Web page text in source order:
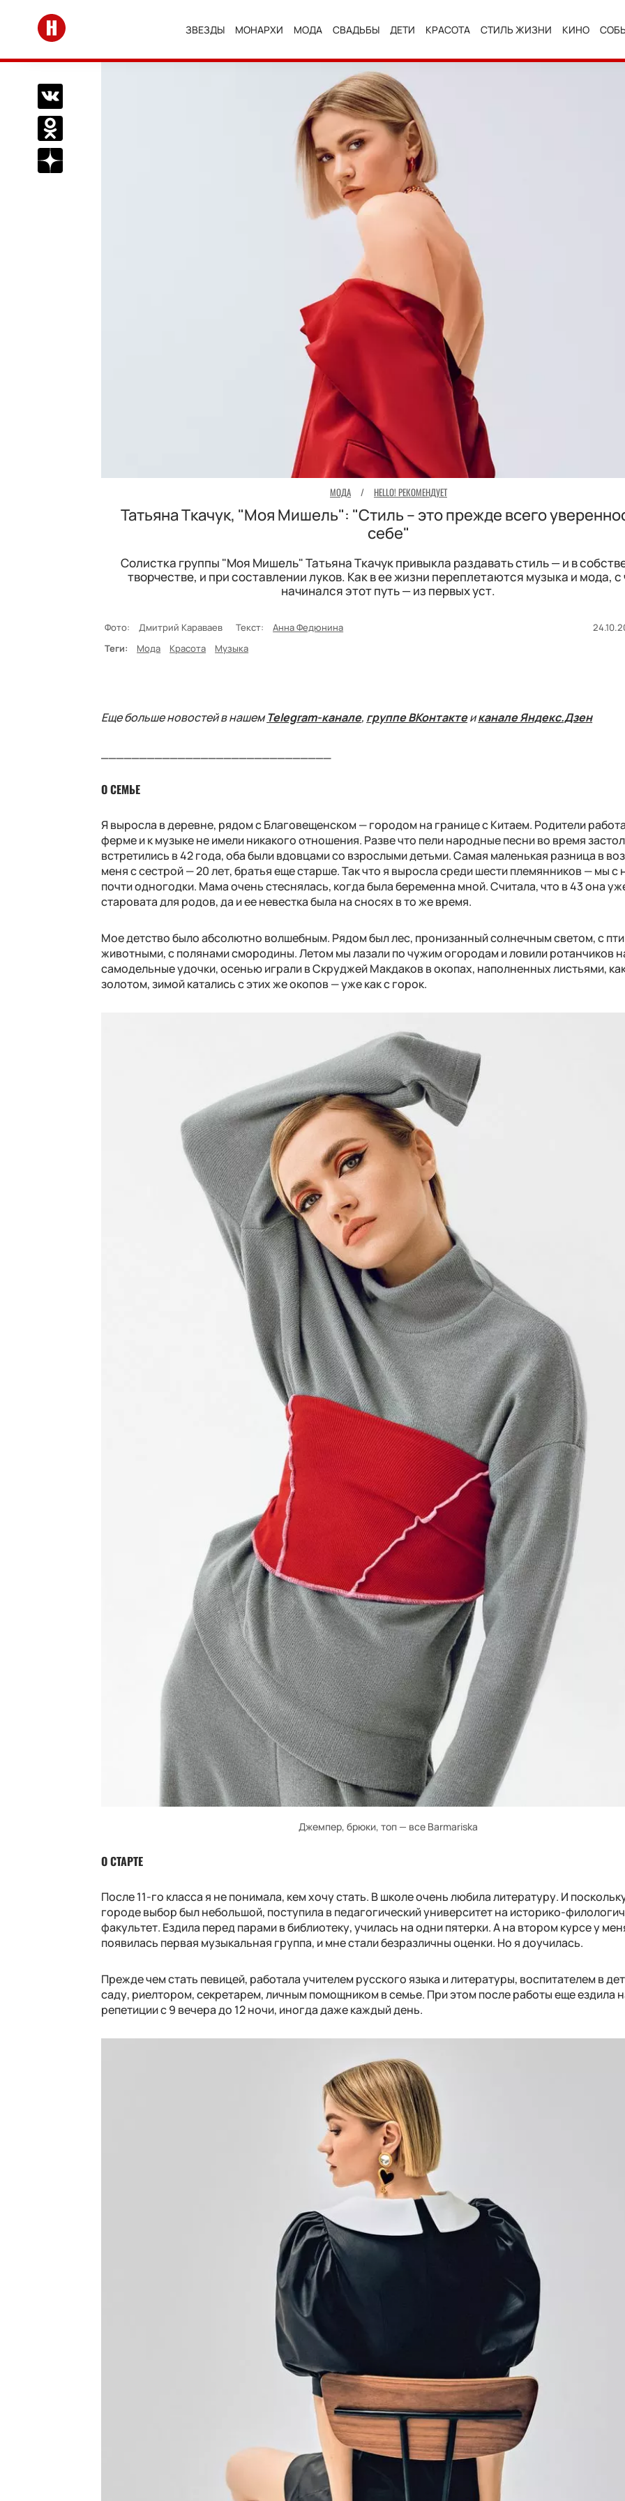
Перейти на главную
ЗВЕЗДЫ МОНАРХИ МОДА СВАДЬБЫ ДЕТИ КРАСОТА СТИЛЬ ЖИЗНИ КИНО
Поделиться Вконтакте
Поделиться в Одноклассниках
Подписаться на нас в Дзен
МОДА / HELLO! РЕКОМЕНДУЕТ
Татьяна Ткачук, "Моя Мишель": "Стиль – это прежде всего
себе"
Солистка группы "Моя Мишель" Татьяна Ткачук привыкла раздавать стиль — и в
творчестве, и при составлении луков. Как в ее жизни переплетаются музыка и мода, с
начинался этот путь — из первых уст.
Фото: Дмитрий Караваев Текст: Анна Федюнина
Теги:
Мода Красота Музыка
Еще больше новостей в нашемTelegram-канале, группе ВКонтактеиканале Яндекс.Дзен
О СЕМЬЕ
Я выросла в деревне, рядом с Благовещенском — городом на границе с Китаем. Родители
ферме и к музыке не имели никакого отношения. Разве что пели народные песни во время
встретились в 42 года, оба были вдовцами со взрослыми детьми. Самая маленькая разница в
меня с сестрой — 20 лет, братья еще старше. Так что я выросла среди шести племянников — мы с
почти одногодки. Мама очень стеснялась, когда была беременна мной. Считала, что в 43 она
старовата для родов, да и ее невестка была на сносях в то же время.
Мое детство было абсолютно волшебным. Рядом был лес, пронизанный солнечным светом, с
животными, с полянами смородины. Летом мы лазали по чужим огородам и ловили ротанчиков
самодельные удочки, осенью играли в Скруджей Макдаков в окопах, наполненных листьями,
золотом, зимой катались с этих же окопов — уже как с горок.
Джемпер, брюки, топ — все Barmariska
О СТАРТЕ
После 11-го класса я не понимала, кем хочу стать. В школе очень любила литературу. И
городе выбор был небольшой, поступила в педагогический университет на историко-
факультет. Ездила перед парами в библиотеку, училась на одни пятерки. А на втором курсе у
появилась первая музыкальная группа, и мне стали безразличны оценки. Но я доучилась.
Прежде чем стать певицей, работала учителем русского языка и литературы, воспитателем в
саду, риелтором, секретарем, личным помощником в семье. При этом после работы еще ездила
репетиции с 9 вечера до 12 ночи, иногда даже каждый день.